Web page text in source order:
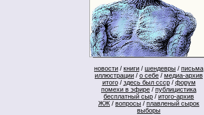
новости / книги / шендевры / письма
иллюстрации / о себе / медиа-архив
итого/ здесь был ссср/ форум
помехи в эфире / публицистика
бесплатный сыр / итого-архив
ЖЖ / вопросы / плавленый сырок
выборы